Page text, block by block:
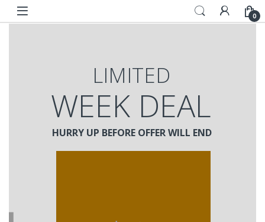
Skip to navigation
Skip to content
0
LIMITED
WEEK DEAL
HURRY UP BEFORE OFFER WILL END